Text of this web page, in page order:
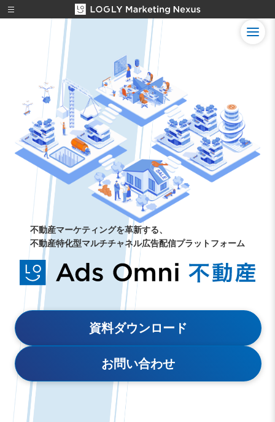
不動産マーケティングを革新する、
不動産特化型マルチチャネル広告配信プラットフォーム
資料ダウンロード
お問い合わせ